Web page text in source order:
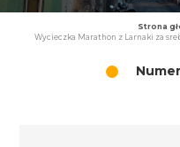
Strona
Wycieczka Marathon z Larnaki za